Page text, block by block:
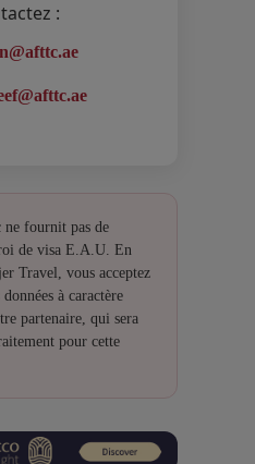
:
fournit pas de
de visa E.A.U. En
Travel, vous acceptez
à caractère
partenaire, qui sera
pour cette